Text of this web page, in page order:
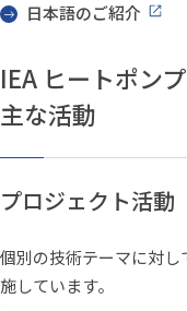
日本語のご紹介
IEA ヒートポン
主な活動
プロジェクト活動
個別の技術テーマに対
施しています。